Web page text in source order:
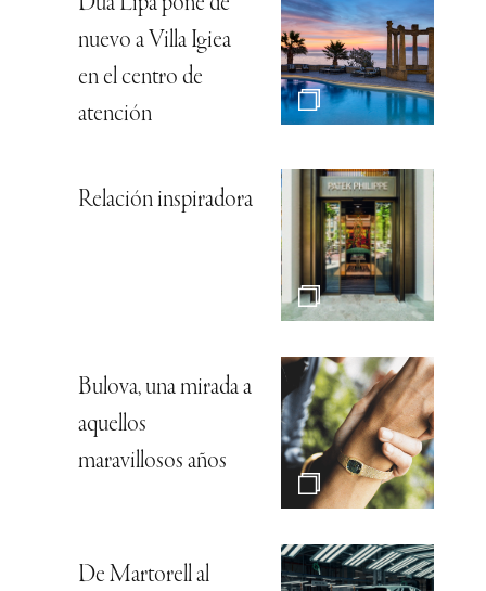
nuevo a Villa Igiea
en el centro de
atención
Relación inspiradora
Bulova, una mirada a
aquellos
maravillosos años
De Martorell al